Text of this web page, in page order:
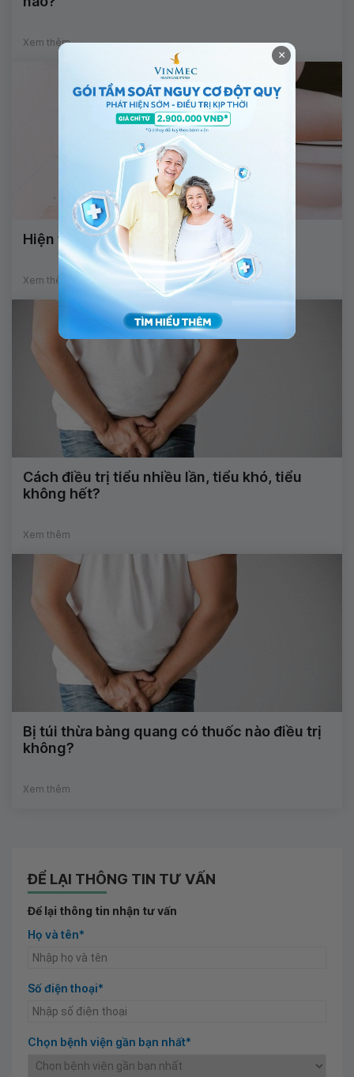
Xem thêm
Hiện tượng són tiểu ở trẻ có đáng lo?
Xem thêm
Cách điều trị tiểu nhiều lần, tiểu khó, tiểu
không hết?
Xem thêm
Bị túi thừa bàng quang có thuốc nào điều trị
không?
Xem thêm
ĐỂ LẠI THÔNG TIN TƯ VẤN
Để lại thông tin nhận tư vấn
Họ và tên*
Số điện thoại*
Chọn bệnh viện gần bạn nhất*
×